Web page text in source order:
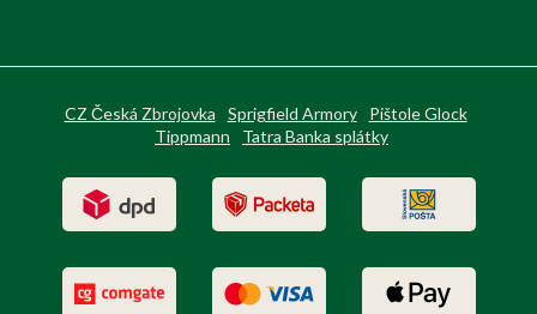
CZ Česká Zbrojovka Sprigfield Armory
Pištole Glock
Tippmann
Tatra Banka splátky